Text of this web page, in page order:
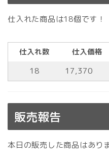
仕入れた商品は18個です！
仕入れ数 仕入価格
18 17,370
販売報告
本日の販売した商品はあり